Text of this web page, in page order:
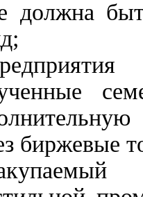
должна
биржевые